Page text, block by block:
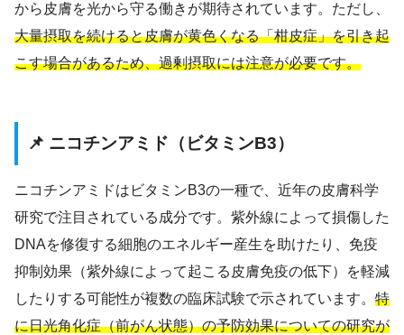
から皮膚を光から守る働きが期待されています。ただし、
大量摂取を続けると皮膚が黄色くなる「柑皮症」を引き起
こす場合があるため、過剰摂取には注意が必要です。
📌 ニコチンアミド（ビタミンB3）
ニコチンアミドはビタミンB3の一種で、近年の皮膚科学
研究で注目されている成分です。紫外線によって損傷した
DNAを修復する細胞のエネルギー産生を助けたり、免疫
抑制効果（紫外線によって起こる皮膚免疫の低下）を軽減
したりする可能性が複数の臨床試験で示されています。 特
に日光角化症（前がん状態）の予防効果についての研究が